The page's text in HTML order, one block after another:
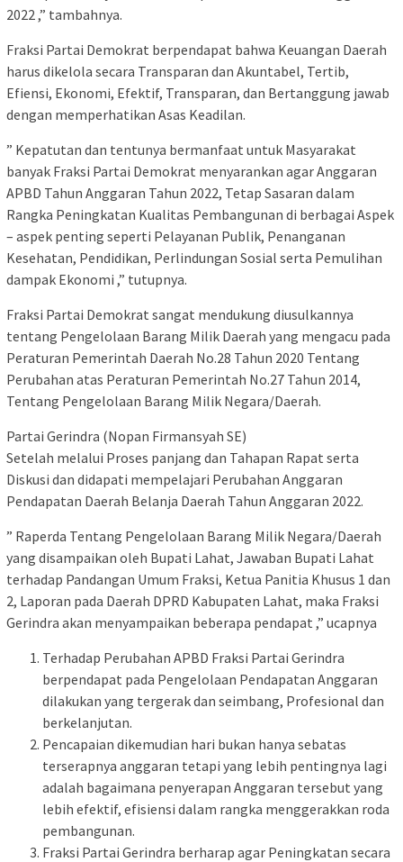
2022 ,” tambahnya.
Fraksi Partai Demokrat berpendapat bahwa Keuangan Daerah
harus dikelola secara Transparan dan Akuntabel, Tertib,
Efiensi, Ekonomi, Efektif, Transparan, dan Bertanggung jawab
dengan memperhatikan Asas Keadilan.
” Kepatutan dan tentunya bermanfaat untuk Masyarakat
banyak Fraksi Partai Demokrat menyarankan agar Anggaran
APBD Tahun Anggaran Tahun 2022, Tetap Sasaran dalam
Rangka Peningkatan Kualitas Pembangunan di berbagai Aspek
– aspek penting seperti Pelayanan Publik, Penanganan
Kesehatan, Pendidikan, Perlindungan Sosial serta Pemulihan
dampak Ekonomi ,” tutupnya.
Fraksi Partai Demokrat sangat mendukung diusulkannya
tentang Pengelolaan Barang Milik Daerah yang mengacu pada
Peraturan Pemerintah Daerah No.28 Tahun 2020 Tentang
Perubahan atas Peraturan Pemerintah No.27 Tahun 2014,
Tentang Pengelolaan Barang Milik Negara/Daerah.
Partai Gerindra (Nopan Firmansyah SE)
Setelah melalui Proses panjang dan Tahapan Rapat serta
Diskusi dan didapati mempelajari Perubahan Anggaran
Pendapatan Daerah Belanja Daerah Tahun Anggaran 2022.
” Raperda Tentang Pengelolaan Barang Milik Negara/Daerah
yang disampaikan oleh Bupati Lahat, Jawaban Bupati Lahat
terhadap Pandangan Umum Fraksi, Ketua Panitia Khusus 1 dan
2, Laporan pada Daerah DPRD Kabupaten Lahat, maka Fraksi
Gerindra akan menyampaikan beberapa pendapat ,” ucapnya
Terhadap Perubahan APBD Fraksi Partai Gerindra
berpendapat pada Pengelolaan Pendapatan Anggaran
dilakukan yang tergerak dan seimbang, Profesional dan
berkelanjutan.
Pencapaian dikemudian hari bukan hanya sebatas
terserapnya anggaran tetapi yang lebih pentingnya lagi
adalah bagaimana penyerapan Anggaran tersebut yang
lebih efektif, efisiensi dalam rangka menggerakkan roda
pembangunan.
Fraksi Partai Gerindra berharap agar Peningkatan secara